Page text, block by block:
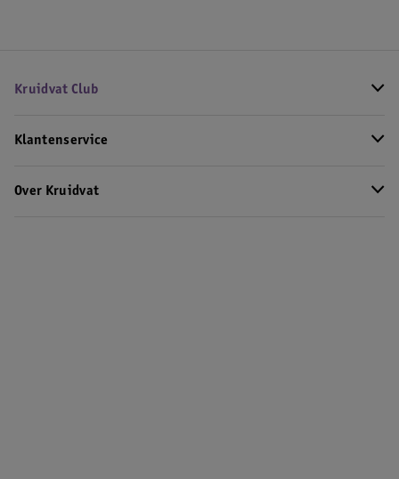
Kruidvat Club
Klantenservice
Over Kruidvat